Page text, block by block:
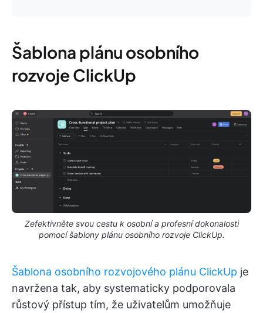
Šablona plánu osobního
rozvoje ClickUp
Zefektivněte svou cestu k osobní a profesní dokonalosti
pomocí šablony plánu osobního rozvoje ClickUp.
Šablona osobního rozvojového plánu ClickUp je
navržena tak, aby systematicky podporovala
růstový přístup tím, že uživatelům umožňuje